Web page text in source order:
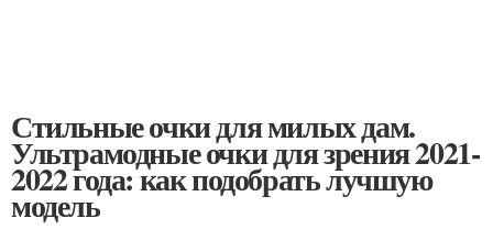
Стильные очки для милых дам.
Ультрамодные очки для зрения 2021-
2022 года: как подобрать лучшую
модель